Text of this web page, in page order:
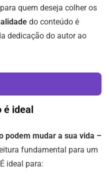
quem deseja colher os
do conteúdo é
dedicação do autor ao
é ideal
podem mudar a sua vida –
fundamental para um
ideal para: